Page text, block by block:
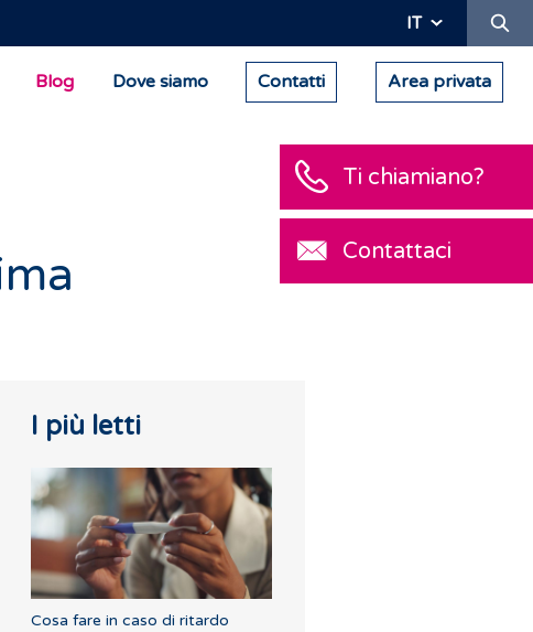
IT
Blog Dove siamo Contatti Area privata
I più letti
Cosa fare in caso di ritardo
Ti chiamiano?
Contattaci